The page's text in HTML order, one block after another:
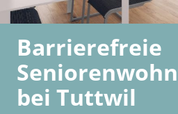
Barrierefreie
bei Tuttwil